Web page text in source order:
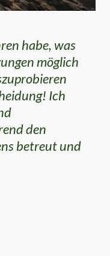
habe, was
möglich
Ich
den
betreut und